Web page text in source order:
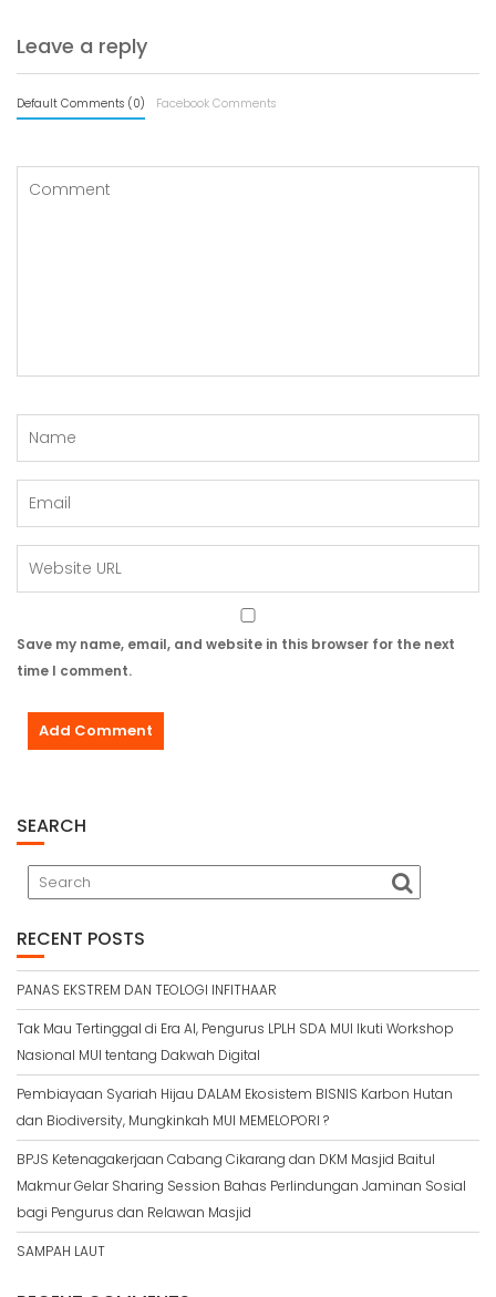
Leave a reply
Default Comments (0) Facebook Comments
Save my name, email, and website in this browser for the next
time I comment.
SEARCH
RECENT POSTS
PANAS EKSTREM DAN TEOLOGI INFITHAAR
Tak Mau Tertinggal di Era AI, Pengurus LPLH SDA MUI Ikuti Workshop
Nasional MUI tentang Dakwah Digital
Pembiayaan Syariah Hijau DALAM Ekosistem BISNIS Karbon Hutan
dan Biodiversity, Mungkinkah MUI MEMELOPORI ?
BPJS Ketenagakerjaan Cabang Cikarang dan DKM Masjid Baitul
Makmur Gelar Sharing Session Bahas Perlindungan Jaminan Sosial
bagi Pengurus dan Relawan Masjid
SAMPAH LAUT